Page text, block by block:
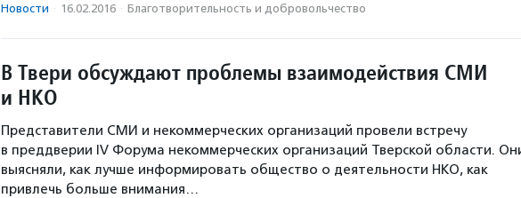
Новости · 16.02.2016 · Благотвори­тель­ность и доброволь­чест­во
В Твери обсуждают проблемы взаимодействия СМИ
и НКО
Представители СМИ и некоммерческих организаций провели встречу
в преддверии IV Форума некоммерческих организаций Тверской области.
выясняли, как лучше информировать общество о деятельности НКО, как
привлечь больше внимания…